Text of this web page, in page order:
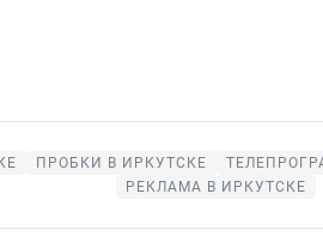
ПРОБКИ В ИРКУТСКЕ
РЕКЛАМА В ИРКУТСКЕ